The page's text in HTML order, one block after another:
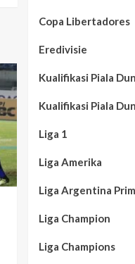
Copa Libertadores
Eredivisie
Kualifikasi Piala
Kualifikasi Piala
Liga 1
Liga Amerika
Liga Argentina
Liga Champion
Liga Champions